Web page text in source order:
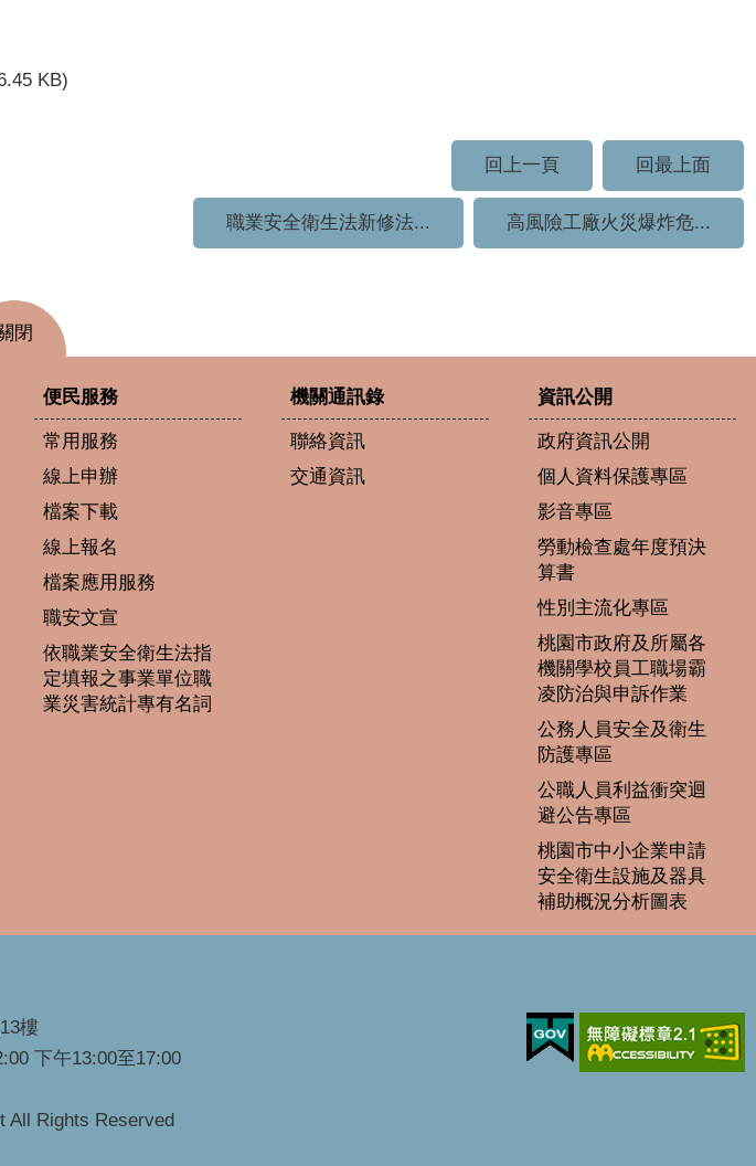
KB)
回上一頁
回最上面
職業安全衛生法新修法... 高風險工廠火災爆炸危...
閉
便民服務
常用服務
線上申辦
檔案下載
線上報名
檔案應用服務
職安文宣
依職業安全衛生法指
定填報之事業單位職
業災害統計專有名詞
機關通訊錄
聯絡資訊
交通資訊
資訊公開
政府資訊公開
個人資料保護專區
影音專區
勞動檢查處年度預決
算書
性別主流化專區
桃園市政府及所屬各
機關學校員工職場霸
凌防治與申訴作業
公務人員安全及衛生
防護專區
公職人員利益衝突迴
避公告專區
桃園市中小企業申請
安全衛生設施及器具
補助概況分析圖表
樓
下午13:00至17:00
All Rights Reserved